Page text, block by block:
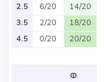
2.5
6/20
14/20
3.5
2/20
18/20
4.5
0/20 20/20
Ф